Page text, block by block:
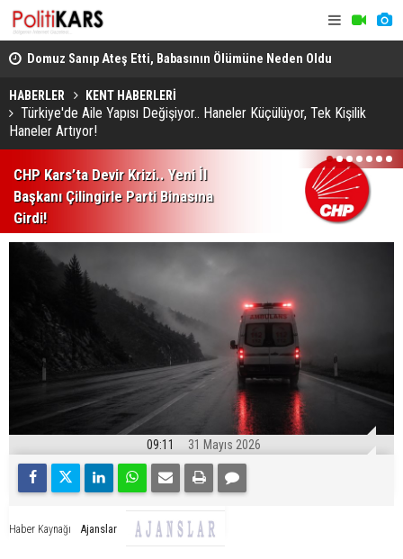
Domuz Sanıp Ateş Etti, Babasının Ölümüne Neden Oldu
HABERLER KENT HABERLERİ
Türkiye'de Aile Yapısı Değişiyor.. Haneler Küçülüyor, Tek Kişilik
Haneler Artıyor!
CHP Kars’ta Devir Krizi.. Yeni İl
Başkanı Çilingirle Parti Binasına
Girdi!
1 2 3 4 5 6 7
09:11 31 Mayıs 2026
Haber Kaynağı Ajanslar